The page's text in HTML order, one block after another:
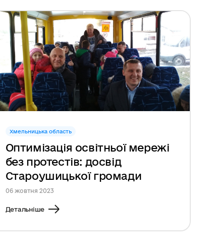
Хмельницька область
Оптимізація освітньої мережі
без протестів: досвід
Староушицької громади
06 жовтня 2023
Детальніше